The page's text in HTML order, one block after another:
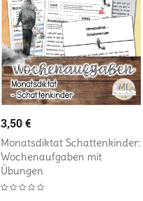
3,50€
Monatsdiktat Schattenkinder:
Wochenaufgaben mit
Übungen